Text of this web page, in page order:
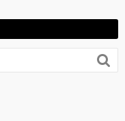
